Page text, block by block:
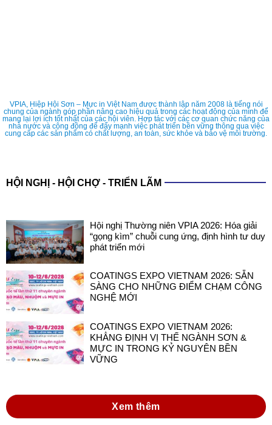
VPIA, Hiệp Hội Sơn – Mực in Việt Nam được thành lập năm 2008 là tiếng nói
chung của ngành góp phần nâng cao hiệu quả trong các hoạt động của mình để
mang lại lợi ích tốt nhất của các hội viên. Hợp tác với các cơ quan chức năng của
nhà nước và cộng đồng để đẩy mạnh việc phát triển bền vững thông qua việc
cung cấp các sản phẩm có chất lượng, an toàn, sức khỏe và bảo vệ môi trường.
HỘI NGHỊ - HỘI CHỢ - TRIỂN LÃM
Hội nghị Thường niên VPIA 2026: Hóa giải
“gọng kìm” chuỗi cung ứng, định hình tư duy
phát triển mới
COATINGS EXPO VIETNAM 2026: SẴN
SÀNG CHO NHỮNG ĐIỂM CHẠM CÔNG
NGHỆ MỚI
COATINGS EXPO VIETNAM 2026:
KHẲNG ĐỊNH VỊ THẾ NGÀNH SƠN &
MỰC IN TRONG KỶ NGUYÊN BỀN
VỮNG
Xem thêm